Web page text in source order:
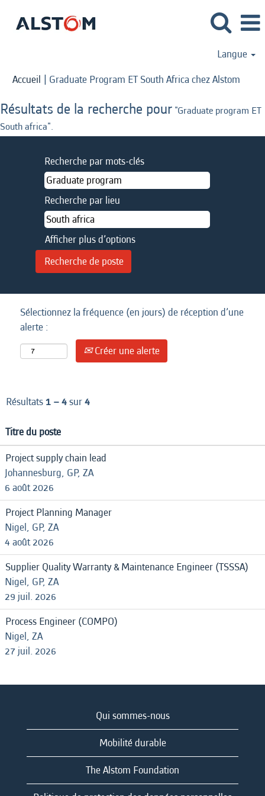
Langue
Accueil | Graduate Program ET South Africa chez Alstom
Résultats de la recherche pour "Graduate program ET
South africa".
Recherche par mots-clés
Recherche par lieu
Afficher plus d’options
Sélectionnez la fréquence (en jours) de réception d’une
alerte :
Créer une alerte
Résultats1 – 4sur4
Titre du poste
Project supply chain lead
Johannesburg, GP, ZA
6 août 2026
Project Planning Manager
Nigel, GP, ZA
4 août 2026
Supplier Quality Warranty & Maintenance Engineer (TSSSA)
Nigel, GP, ZA
29 juil. 2026
Process Engineer (COMPO)
Nigel, ZA
27 juil. 2026
Qui sommes-nous
Mobilité durable
The Alstom Foundation